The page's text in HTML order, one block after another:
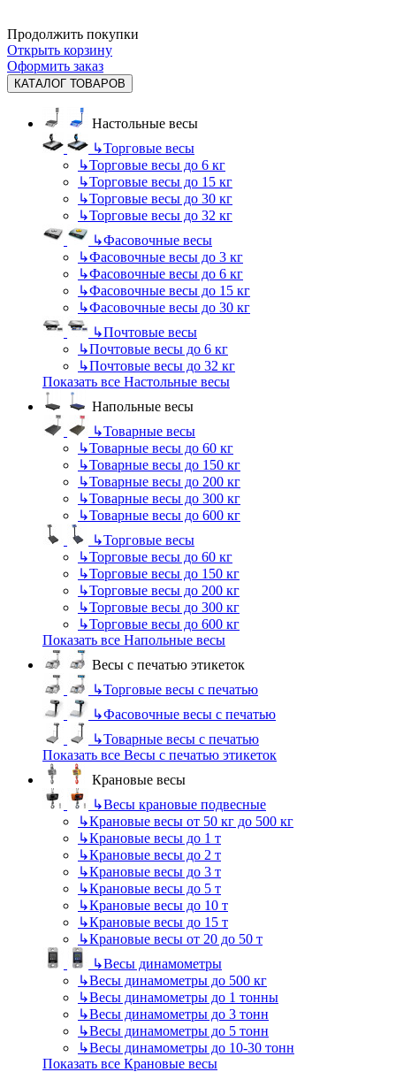
Продолжить покупки
Открыть корзину
Оформить заказ
КАТАЛОГ ТОВАРОВ
Настольные весы
↳Торговые весы
↳Торговые весы до 6 кг
↳Торговые весы до 15 кг
↳Торговые весы до 30 кг
↳Торговые весы до 32 кг
↳Фасовочные весы
↳Фасовочные весы до 3 кг
↳Фасовочные весы до 6 кг
↳Фасовочные весы до 15 кг
↳Фасовочные весы до 30 кг
↳Почтовые весы
↳Почтовые весы до 6 кг
↳Почтовые весы до 32 кг
Показать все Настольные весы
Напольные весы
↳Товарные весы
↳Товарные весы до 60 кг
↳Товарные весы до 150 кг
↳Товарные весы до 200 кг
↳Товарные весы до 300 кг
↳Товарные весы до 600 кг
↳Торговые весы
↳Торговые весы до 60 кг
↳Торговые весы до 150 кг
↳Торговые весы до 200 кг
↳Торговые весы до 300 кг
↳Торговые весы до 600 кг
Показать все Напольные весы
Весы с печатью этикеток
↳Торговые весы с печатью
↳Фасовочные весы с печатью
↳Товарные весы с печатью
Показать все Весы с печатью этикеток
Крановые весы
↳Весы крановые подвесные
↳Крановые весы от 50 кг до 500 кг
↳Крановые весы до 1 т
↳Крановые весы до 2 т
↳Крановые весы до 3 т
↳Крановые весы до 5 т
↳Крановые весы до 10 т
↳Крановые весы до 15 т
↳Крановые весы от 20 до 50 т
↳Весы динамометры
↳Весы динамометры до 500 кг
↳Весы динамометры до 1 тонны
↳Весы динамометры до 3 тонн
↳Весы динамометры до 5 тонн
↳Весы динамометры до 10-30 тонн
Показать все Крановые весы